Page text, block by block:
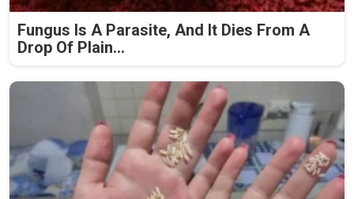
Fungus Is A Parasite, And It Dies From A
Drop Of Plain...